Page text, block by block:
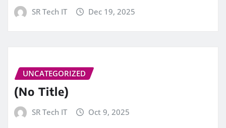
SR Tech IT Dec 19, 2025
UNCATEGORIZED
(No Title)
SR Tech IT Oct 9, 2025